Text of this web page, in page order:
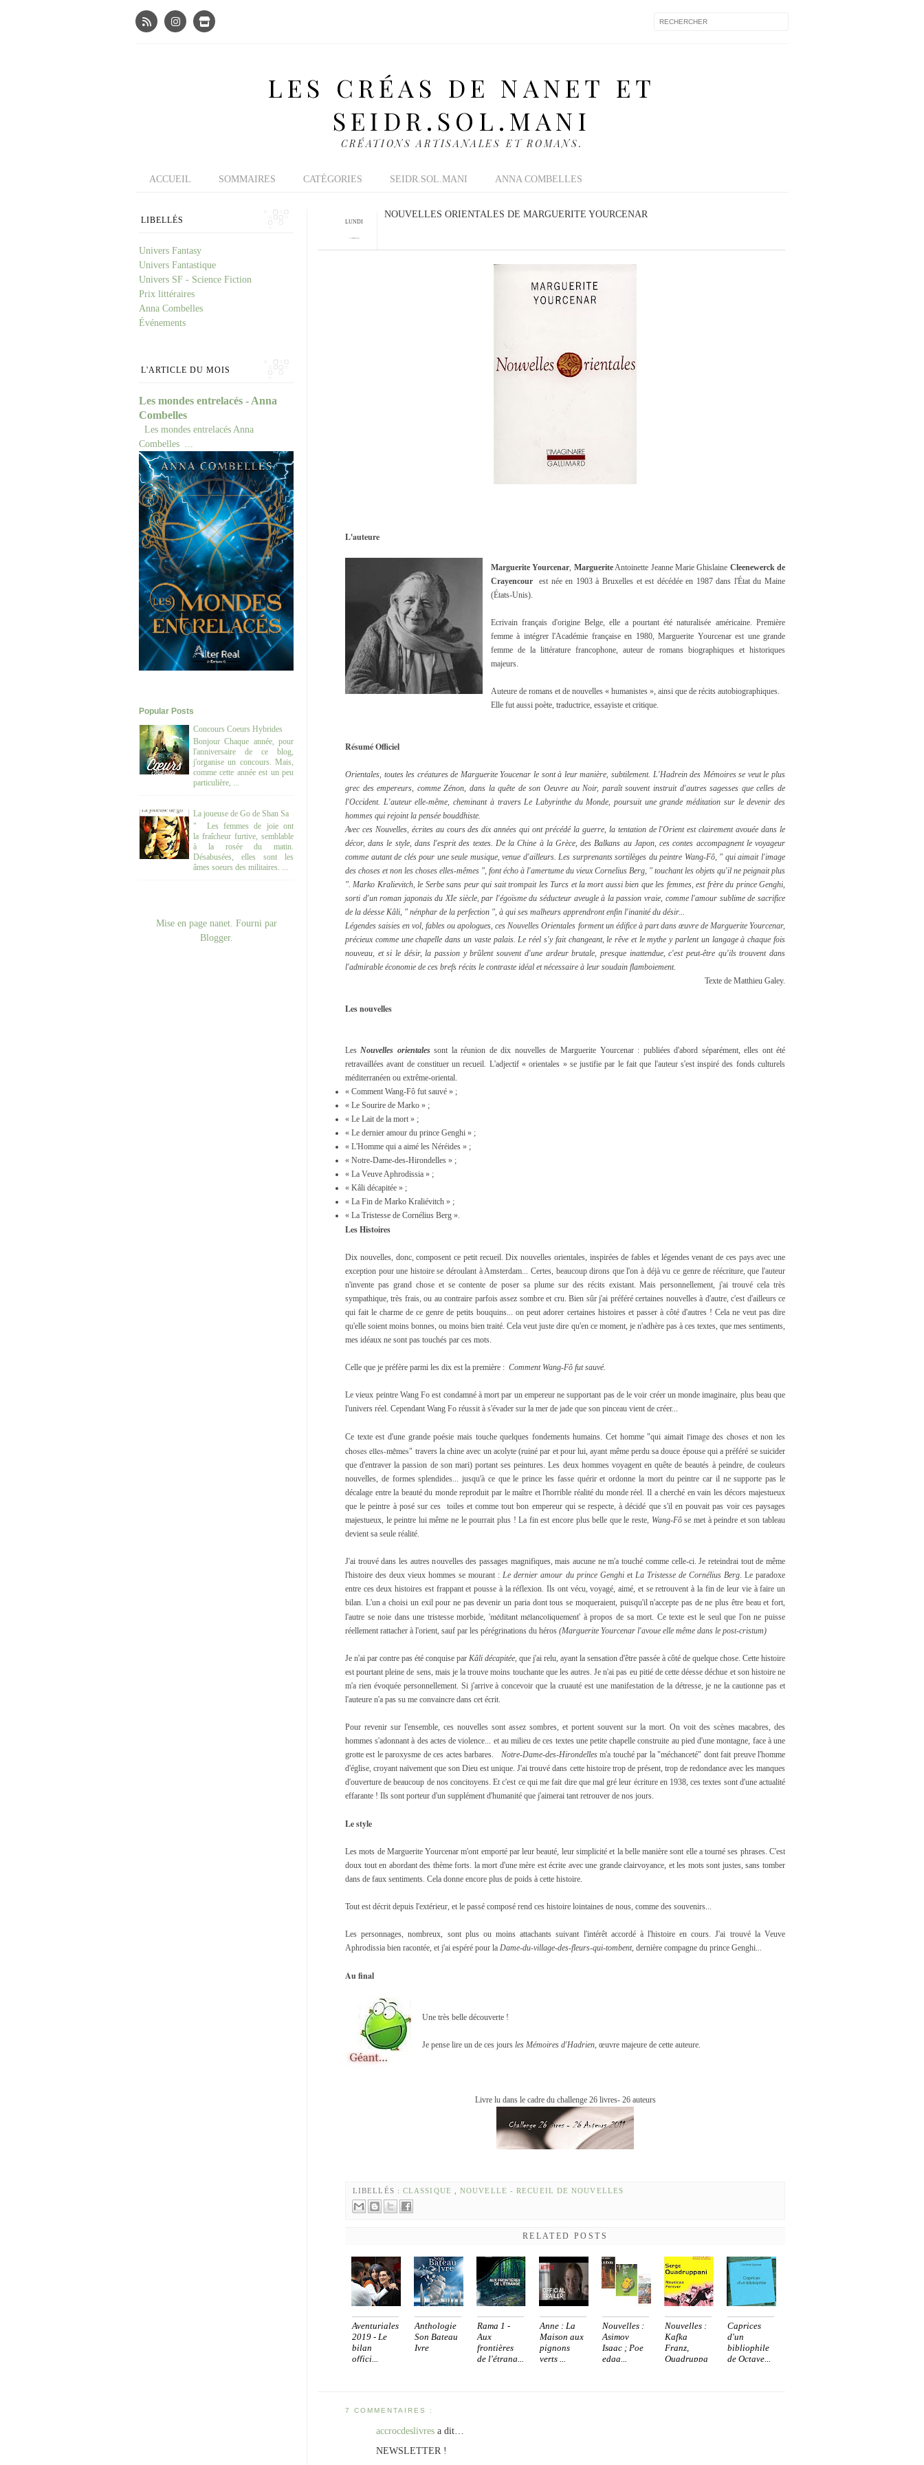
LES CRÉAS DE NANET ET
SEIDR.SOL.MANI
CRÉATIONS ARTISANALES ET ROMANS.
ACCUEIL SOMMAIRES CATÉGORIES SEIDR.SOL.MANI ANNA COMBELLES
LUNDI
NOUVELLES ORIENTALES DE MARGUERITE YOURCENAR
L'auteure
Marguerite Yourcenar, MargueriteAntoinette Jeanne Marie Ghislaine Cleenewerck de
Crayencour est née en 1903 à Bruxelles et est décédée en 1987 dans l'État du Maine
(États-Unis).
Ecrivain français d'origine Belge, elle a pourtant été naturalisée américaine. Première
femme à intégrer l'Académie française en 1980, Marguerite Yourcenar est une grande
femme de la littérature francophone, auteur de romans biographiques et historiques
majeurs.
Auteure de romans et de nouvelles « humanistes », ainsi que de récits autobiographiques.
Elle fut aussi poète, traductrice, essayiste et critique.
Résumé Officiel
Orientales, toutes les créatures de Marguerite Youcenar le sont à leur manière, subtilement. L'Hadrein des Mémoires se veut le plus
grec des empereurs, comme Zénon, dans la quête de son Oeuvre au Noir, paraît souvent instruit d'autres sagesses que celles de
l'Occident. L'auteur elle-même, cheminant à travers Le Labyrinthe du Monde, poursuit une grande méditation sur le devenir des
hommes qui rejoint la pensée bouddhiste.
Avec ces Nouvelles, écrites au cours des dix années qui ont précédé la guerre, la tentation de l'Orient est clairement avouée dans le
décor, dans le style, dans l'esprit des textes. De la Chine à la Grèce, des Balkans au Japon, ces contes accompagnent le voyageur
comme autant de clés pour une seule musique, venue d'ailleurs. Les surprenants sortilèges du peintre Wang-Fô, " qui aimait l'image
des choses et non les choses elles-mêmes ", font écho à l'amertume du vieux Cornelius Berg, " touchant les objets qu'il ne peignait plus
". Marko Kralievitch, le Serbe sans peur qui sait trompait les Turcs et la mort aussi bien que les femmes, est frère du prince Genghi,
sorti d'un roman japonais du XIe siècle, par l'égoïsme du séducteur aveugle à la passion vraie, comme l'amour sublime de sacrifice
de la déesse Kâli, " nénphar de la perfection ", à qui ses malheurs apprendront enfin l'inanité du désir...
Légendes saisies en vol, fables ou apologues, ces Nouvelles Orientales forment un édifice à part dans œuvre de Marguerite Yourcenar,
précieux comme une chapelle dans un vaste palais. Le réel s'y fait changeant, le rêve et le mythe y parlent un langage à chaque fois
nouveau, et si le désir, la passion y brûlent souvent d'une ardeur brutale, presque inattendue, c'est peut-être qu'ils trouvent dans
l'admirable économie de ces brefs récits le contraste idéal et nécessaire à leur soudain flamboiement.
Texte de Matthieu Galey.
Les nouvelles
LesNouvelles orientalessont la réunion de dix nouvelles de Marguerite Yourcenar : publiées d'abord séparément, elles ont été
retravaillées avant de constituer un recueil. L'adjectif « orientales » se justifie par le fait que l'auteur s'est inspiré des fonds culturels
méditerranéen ou extrême-oriental.
« Comment Wang-Fô fut sauvé » ;
« Le Sourire de Marko » ;
« Le Lait de la mort » ;
« Le dernier amour du prince Genghi » ;
« L'Homme qui a aimé les Néréides » ;
« Notre-Dame-des-Hirondelles » ;
« La Veuve Aphrodissia » ;
« Kâli décapitée » ;
« La Fin de Marko Kraliévitch » ;
« La Tristesse de Cornélius Berg ».
Les Histoires
Dix nouvelles, donc, composent ce petit recueil. Dix nouvelles orientales, inspirées de fables et légendes venant de ces pays avec une
exception pour une histoire se déroulant à Amsterdam... Certes, beaucoup dirons que l'on à déjà vu ce genre de réécriture, que l'auteur
n'invente pas grand chose et se contente de poser sa plume sur des récits existant. Mais personnellement, j'ai trouvé cela très
sympathique, très frais, ou au contraire parfois assez sombre et cru. Bien sûr j'ai préféré certaines nouvelles à d'autre, c'est d'ailleurs ce
qui fait le charme de ce genre de petits bouquins... on peut adorer certaines histoires et passer à côté d'autres ! Cela ne veut pas dire
qu'elle soient moins bonnes, ou moins bien traité. Cela veut juste dire qu'en ce moment, je n'adhère pas à ces textes, que mes sentiments,
mes idéaux ne sont pas touchés par ces mots.
Celle que je préfère parmi les dix est la première : Comment Wang-Fô fut sauvé.
Le vieux peintre Wang Fo est condamné à mort par un empereur ne supportant pas de le voir créer un monde imaginaire, plus beau que
l'univers réel. Cependant Wang Fo réussit à s'évader sur la mer de jade que son pinceau vient de créer...
Ce texte est d'une grande poésie mais touche quelques fondements humains. Cet homme "qui aimait l'image des choses et non les
choses elles-mêmes" travers la chine avec un acolyte (ruiné par et pour lui, ayant même perdu sa douce épouse qui a préféré se suicider
que d'entraver la passion de son mari) portant ses peintures. Les deux hommes voyagent en quête de beautés à peindre, de couleurs
nouvelles, de formes splendides... jusqu'à ce que le prince les fasse quérir et ordonne la mort du peintre car il ne supporte pas le
décalage entre la beauté du monde reproduit par le maître et l'horrible réalité du monde réel. Il a cherché en vain les décors majestueux
que le peintre à posé sur ces toiles et comme tout bon empereur qui se respecte, à décidé que s'il en pouvait pas voir ces paysages
majestueux, le peintre lui même ne le pourrait plus ! La fin est encore plus belle que le reste, Wang-Fôse met à peindre et son tableau
devient sa seule réalité.
J'ai trouvé dans les autres nouvelles des passages magnifiques, mais aucune ne m'a touché comme celle-ci. Je reteindrai tout de même
l'histoire des deux vieux hommes se mourant :Le dernier amour du prince Genghi et La Tristesse de Cornélius Berg. Le paradoxe
entre ces deux histoires est frappant et pousse à la réflexion. Ils ont vécu, voyagé, aimé, et se retrouvent à la fin de leur vie à faire un
bilan. L'un a choisi un exil pour ne pas devenir un paria dont tous se moqueraient, puisqu'il n'accepte pas de ne plus être beau et fort,
l'autre se noie dans une tristesse morbide, 'méditant mélancoliquement' à propos de sa mort. Ce texte est le seul que l'on ne puisse
réellement rattacher à l'orient, sauf par les pérégrinations du héros (Marguerite Yourcenar l'avoue elle même dans le post-cristum)
Je n'ai par contre pas été conquise par Kâli décapitée, que j'ai relu, ayant la sensation d'être passée à côté de quelque chose. Cette histoire
est pourtant pleine de sens, mais je la trouve moins touchante que les autres. Je n'ai pas eu pitié de cette déesse déchue et son histoire ne
m'a rien évoquée personnellement. Si j'arrive à concevoir que la cruauté est une manifestation de la détresse, je ne la cautionne pas et
l'auteure n'a pas su me convaincre dans cet écrit.
Pour revenir sur l'ensemble, ces nouvelles sont assez sombres, et portent souvent sur la mort. On voit des scènes macabres, des
hommes s'adonnant à des actes de violence... et au milieu de ces textes une petite chapelle construite au pied d'une montagne, face à une
grotte est le paroxysme de ces actes barbares. Notre-Dame-des-Hirondellesm'a touché par la "méchanceté" dont fait preuve l'homme
d'église, croyant naïvement que son Dieu est unique. J'ai trouvé dans cette histoire trop de présent, trop de redondance avec les manques
d'ouverture de beaucoup de nos concitoyens. Et c'est ce qui me fait dire que mal gré leur écriture en 1938, ces textes sont d'une actualité
effarante ! Ils sont porteur d'un supplément d'humanité que j'aimerai tant retrouver de nos jours.
Le style
Les mots de Marguerite Yourcenar m'ont emporté par leur beauté, leur simplicité et la belle manière sont elle a tourné ses phrases. C'est
doux tout en abordant des thème forts. la mort d'une mère est écrite avec une grande clairvoyance, et les mots sont justes, sans tomber
dans de faux sentiments. Cela donne encore plus de poids à cette histoire.
Tout est décrit depuis l'extérieur, et le passé composé rend ces histoire lointaines de nous, comme des souvenirs...
Les personnages, nombreux, sont plus ou moins attachants suivant l'intérêt accordé à l'histoire en cours. J'ai trouvé la Veuve
Aphrodissia bien racontée, et j'ai espéré pour la Dame-du-village-des-fleurs-qui-tombent, dernière compagne du prince Genghi...
Au final
Une très belle découverte !
Je pense lire un de ces jours les Mémoires d'Hadrien, œuvre majeure de cette auteure.
Livre lu dans le cadre du challenge 26 livres- 26 auteurs
LIBELLÉS :CLASSIQUE ,NOUVELLE - RECUEIL DE NOUVELLES
RELATED POSTS
Aventuriales
2019 - Le
bilan
offici...
Anthologie
Son Bateau
Ivre
Rama 1 -
Aux
frontières
de l'étrang...
Anne : La
Maison aux
pignons
verts ...
Nouvelles :
Asimov
Isaac ; Poe
edga...
Nouvelles :
Kafka
Franz,
Quadruppa
Caprices
d'un
bibliophile
de Octave...
7 COMMENTAIRES :
accrocdeslivres a dit…
NEWSLETTER !
LIBELLÉS
Univers Fantasy
Univers Fantastique
Univers SF - Science Fiction
Prix littéraires
Anna Combelles
Événements
L'ARTICLE DU MOIS
Les mondes entrelacés - Anna
Combelles
Les mondes entrelacés Anna
Combelles ...
Popular Posts
Concours Coeurs Hybrides
Bonjour Chaque année, pour
l'anniversaire de ce blog,
j'organise un concours. Mais,
comme cette année est un peu
particulière, ...
La joueuse de Go de Shan Sa
" Les femmes de joie ont
la fraîcheur furtive, semblable
à la rosée du matin.
Désabusées, elles sont les
âmes soeurs des militaires. ...
Mise en page nanet. Fourni par
Blogger.